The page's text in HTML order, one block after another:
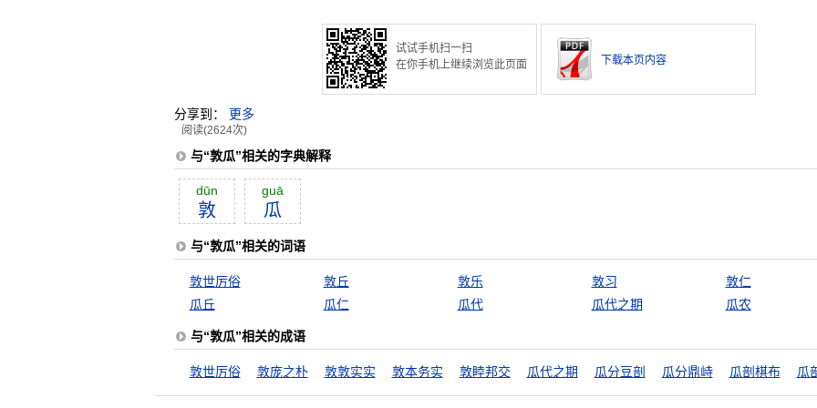
试试手机扫一扫
在你手机上继续浏览此页面
下载本页内容
分享到： 更多
阅读(2624次)
与“敦瓜”相关的字典解释
dūn
敦
guā
瓜
与“敦瓜”相关的词语
敦世厉俗 敦丘 敦乐 敦习
敦仁
瓜丘
瓜仁 瓜代 瓜代之期 瓜农
与“敦瓜”相关的成语
敦世厉俗 敦庞之朴 敦敦实实 敦本务实 敦睦邦交 瓜代之期 瓜分豆剖 瓜分鼎峙 瓜剖棋布 瓜